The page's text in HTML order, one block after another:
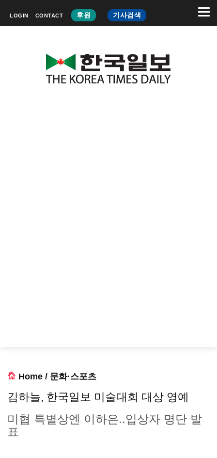
LOGIN CONTACT 후원 기사검색
Home / 문화·스포츠
김하늘, 한국일보 미술대회 대상 영예
미협 특별상엔 이하은..입상자 명단 발
표